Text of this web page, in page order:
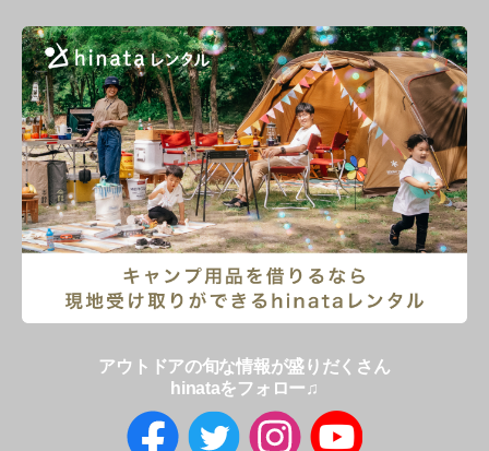
アウトドアの旬な情報が盛りだくさん
hinataをフォロー♫